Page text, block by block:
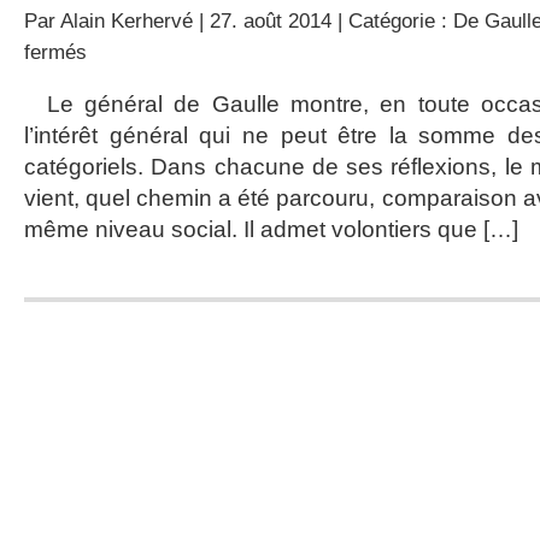
Par Alain Kerhervé | 27. août 2014 | Catégorie : De
fermés
et
l’intérêt
Le général de Gaulle montre, en toute
l’intérêt général qui ne peut être la somme
catégoriels. Dans chacune de ses réflexions, le
vient, quel chemin a été parcouru, comparaison
même niveau social. Il admet volontiers que […]